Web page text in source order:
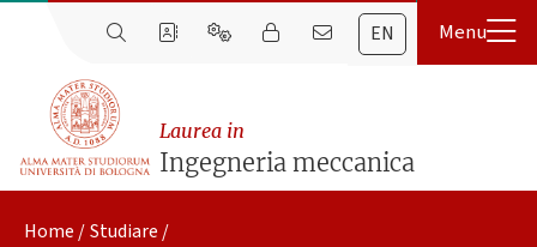
EN
Laurea in
Ingegneria meccanica
Home Studiare